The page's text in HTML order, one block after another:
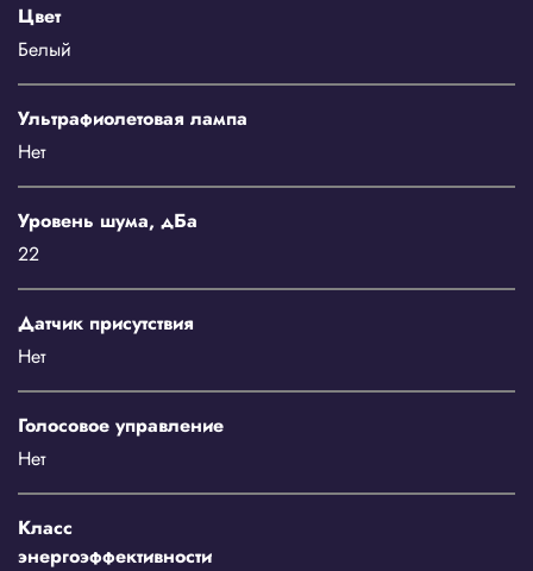
Цвет
Белый
Ультрафиолетовая лампа
Нет
Уровень шума, дБа
22
Датчик присутствия
Нет
Голосовое управление
Нет
Класс
энергоэффективности